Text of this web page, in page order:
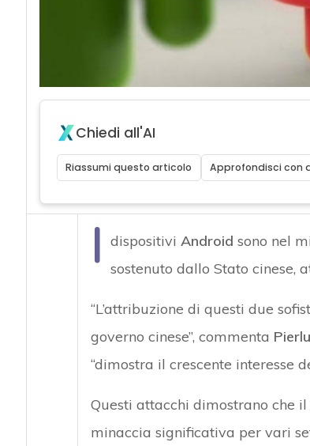
Chiedi all'AI
Riassumi questo articolo Approfondisci con
I dispositivi Android sono nel
sostenuto dallo Stato cinese,
“L’attribuzione di questi due
governo cinese”, commenta
“dimostra il crescente interesse
Questi attacchi dimostrano che
minaccia significativa per vari